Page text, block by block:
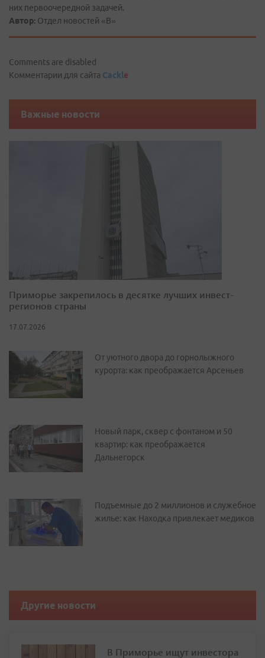
них первоочередной задачей.
Автор: Отдел новостей «В»
Comments are disabled
Комментарии для сайта Cackle
Важные новости
Приморье закрепилось в десятке лучших инвест-
регионов страны
17.07.2026
От уютного двора до горнолыжного
курорта: как преображается Арсеньев
Новый парк, сквер с фонтаном и 50
квартир: как преображается
Дальнегорск
Подъемные до 2 миллионов и служебное
жилье: как Находка привлекает медиков
Другие новости
В Приморье ищут инвестора